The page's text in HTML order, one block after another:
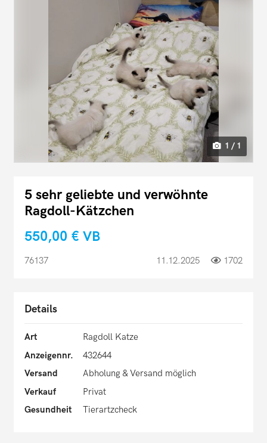
1 / 1
5 sehr geliebte und verwöhnte
Ragdoll-Kätzchen
550,00 € VB
76137 11.12.2025 1702
Details
Art
Ragdoll Katze
Anzeigennr.
432644
Versand
Abholung & Versand möglich
Verkauf
Privat
Gesundheit
Tierartzcheck